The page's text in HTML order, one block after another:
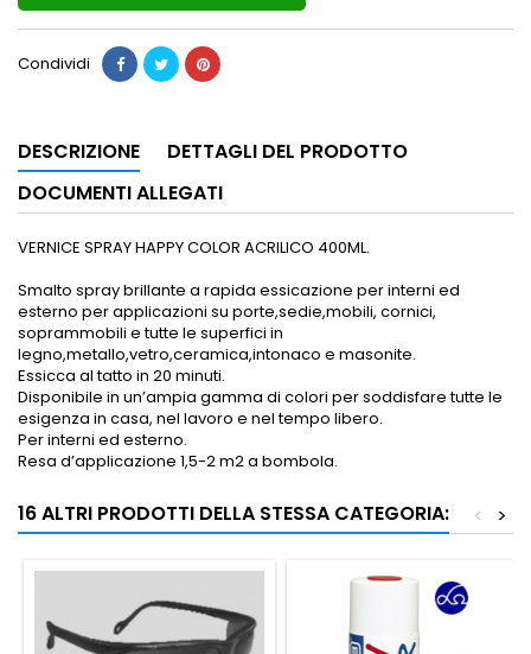
Condividi
DESCRIZIONE
DETTAGLI DEL PRODOTTO
DOCUMENTI ALLEGATI
VERNICE SPRAY HAPPY COLOR ACRILICO 400ML.
Smalto spray brillante a rapida essicazione per interni ed
esterno per applicazioni su porte,sedie,mobili, cornici,
soprammobili e tutte le superfici in
legno,metallo,vetro,ceramica,intonaco e masonite.
Essicca al tatto in 20 minuti.
Disponibile in un’ampia gamma di colori per soddisfare tutte le
esigenza in casa, nel lavoro e nel tempo libero.
Per interni ed esterno.
Resa d’applicazione 1,5-2 m2 a bombola.
16 ALTRI PRODOTTI DELLA STESSA CATEGORIA: >
<